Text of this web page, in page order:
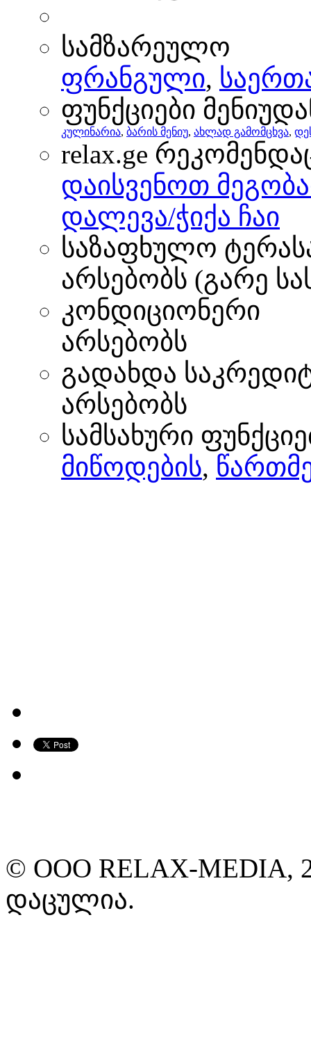
სამზარეულო
ფრანგული,
ფუნქციები
კულინარია, ბარის მენიუ, ახლად გამომცხვა,
relax.ge
დაისვენოთ
დალევა/ჭიქა ჩაი
საზაფხულო
არსებობს (გარე
კონდიციონერი
არსებობს
გადახდა
არსებობს
სამსახური
მიწოდების,
© ООО RELAX-MEDIA,
დაცულია.